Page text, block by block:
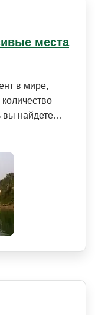
места
в мире,
вы найдете…